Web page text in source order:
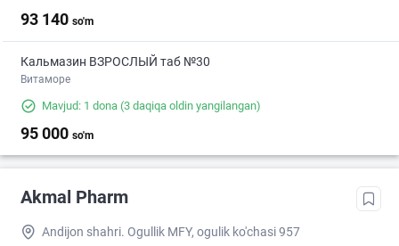
93 140 so'm
Кальмазин ВЗРОСЛЫЙ таб №30
Витаморе
Mavjud: 1 dona (3 daqiqa oldin yangilangan)
95 000 so'm
Akmal Pharm
Andijon shahri. Ogullik MFY, ogulik ko'chasi 957